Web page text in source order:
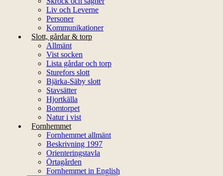
Liv och Leverne
Personer
Kommunikationer
Slott, gårdar & torp
Allmänt
Vist socken
Lista gårdar och torp
Sturefors slott
Bjärka-Säby slott
Stavsätter
Hjortkälla
Bomtorpet
Natur i vist
Fornhemmet
Fornhemmet allmänt
Beskrivning 1997
Orienteringstavla
Örtagården
Fornhemmet in English